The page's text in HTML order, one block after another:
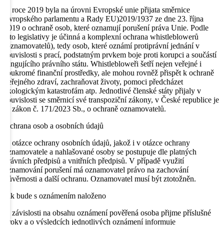
V roce 2019 byla na úrovni Evropské unie přijata směrnice
Evropského parlamentu a Rady EU)2019/1937 ze dne 23. října
2019 o ochraně osob, které oznamují porušení práva Unie. Podle
této legislativy je účinná a komplexní ochrana whistleblowerů
(oznamovatelů), tedy osob, které oznámí protiprávní jednání v
souvislosti s prací, podstatným prvkem boje proti korupci a součástí
fungujícího právního státu. Whistlebloweři šetří nejen veřejné i
soukromé finanční prostředky, ale mohou rovněž přispět k ochraně
veřejného zdraví, zachraňovat životy, pomoci předcházet
ekologickým katastrofám atp. Jednotlivé členské státy přijaly v
souvislosti se směrnicí své transpoziční zákony, v České republice je
to zákon č. 171/2023 Sb., o ochraně oznamovatelů.
Ochrana osob a osobních údajů
V otázce ochrany osobních údajů, jakož i v otázce ochrany
oznamovatele a nahlašované osoby se postupuje dle platných
právních předpisů a vnitřních předpisů. V případě využití
oznamování porušení má oznamovatel právo na zachování
důvěrnosti a další ochranu. Oznamovatel musí být ztotožněn.
Jak bude s oznámením naloženo
V závislosti na obsahu oznámení pověřená osoba přijme příslušné
kroky a o výsledcích jednotlivých oznámení informuje